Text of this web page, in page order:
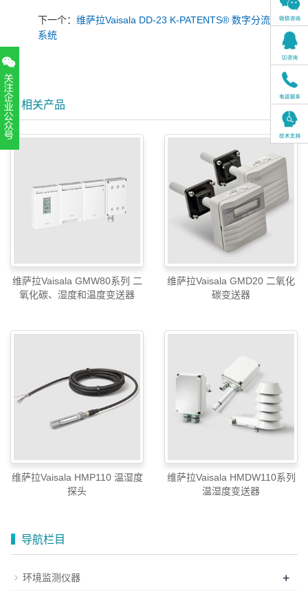
下一个： 维萨拉Vaisala DD-23 K-PATENTS® 数字分流控制
系统
相关产品
维萨拉Vaisala GMW80系列 二
氧化碳、湿度和温度变送器
维萨拉Vaisala GMD20 二氧化
碳变送器
维萨拉Vaisala HMP110 温湿度
探头
维萨拉Vaisala HMDW110系列
温湿度变送器
导航栏目
环境监测仪器 +
扫一扫，关注官方账号